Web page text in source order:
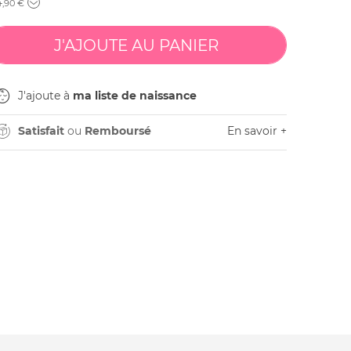
,90 €
J'ajoute à ma liste de naissance
Satisfaitou Remboursé En savoir +